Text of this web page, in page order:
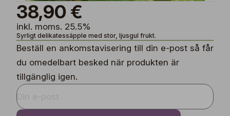
38,90 €
inkl. moms. 25.5%
Syrligt delikatessäpple med stor, ljusgul frukt.
Beställ en ankomstavisering till din e-post så får
du omedelbart besked när produkten är
tillgänglig igen.